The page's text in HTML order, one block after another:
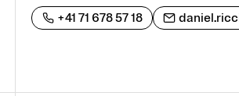
Lehrstellen
+41 71 678 57 18